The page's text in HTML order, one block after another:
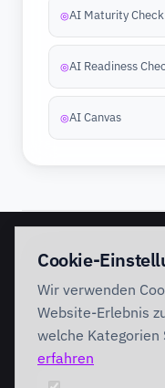
◎AI Maturity Check
◎AI Readiness
◎AI Canvas
Discovery Workshop
Förderung
INTERVENTION
AI Intervention
Cookie-
Wir verwenden
Website-Erlebnis
welche Kategorien
erfahren